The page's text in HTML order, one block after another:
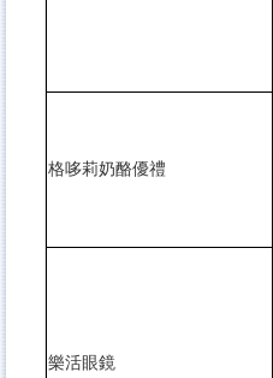
格哆莉奶酪優禮
樂活眼鏡